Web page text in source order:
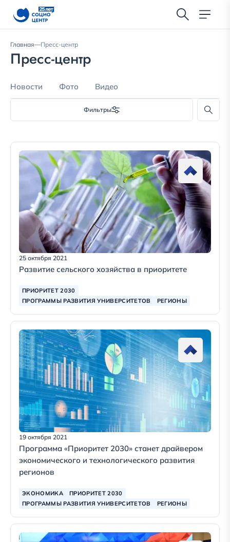
Главная—Пресс-центр
Пресс-центр
Новости Фото Видео
Фильтры
25 октября 2021
Развитие сельского хозяйства в приоритете
ПРИОРИТЕТ 2030
ПРОГРАММЫ РАЗВИТИЯ УНИВЕРСИТЕТОВ
РЕГИОНЫ
19 октября 2021
Программа «Приоритет 2030» станет драйвером
экономического и технологического развития
регионов
ЭКОНОМИКА
ПРИОРИТЕТ 2030
ПРОГРАММЫ РАЗВИТИЯ УНИВЕРСИТЕТОВ
РЕГИОНЫ